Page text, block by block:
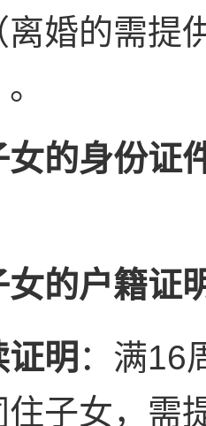
离婚的需提
女的身份证
女的户籍证
明 ：满16
住子女，需